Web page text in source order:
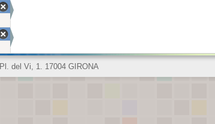
Pl. del Vi, 1. 17004 GIRONA